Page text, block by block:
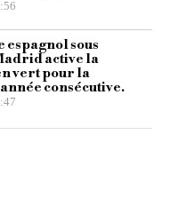
sous
active la
vert pour la
consécutive.